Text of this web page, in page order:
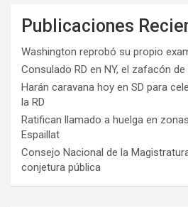
Publicaciones
Washington reprobó su propio
Consulado RD en NY, el zafacón
Harán caravana hoy en SD para
la RD
Ratifican llamado a huelga en
Espaillat
Consejo Nacional de la
conjetura pública